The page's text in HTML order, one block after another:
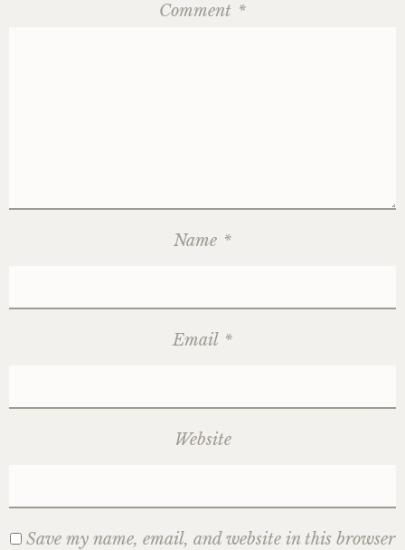
Comment *
Name *
Email *
Website
Save my name, email, and website in this browser